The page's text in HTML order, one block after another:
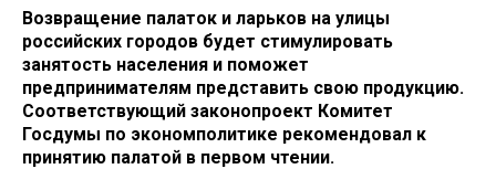
Возвращение палаток и ларьков на улицы
российских городов будет стимулировать
занятость населения и поможет
предпринимателям представить свою продукцию.
Соответствующий законопроект Комитет
Госдумы по экономполитике рекомендовал к
принятию палатой в первом чтении.